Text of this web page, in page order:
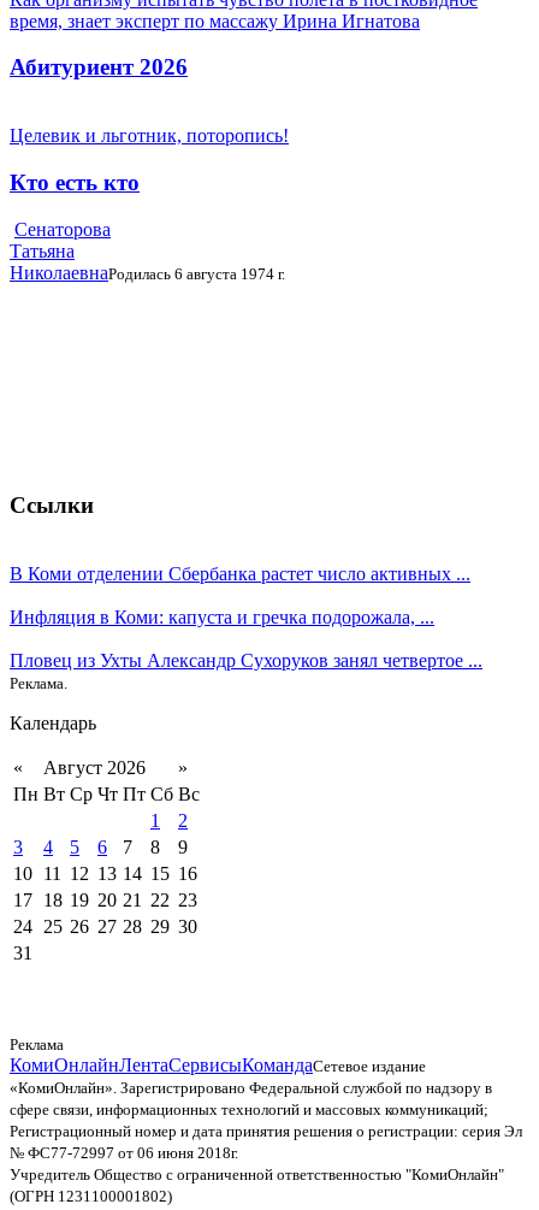
время, знает эксперт по массажу Ирина Игнатова
Абитуриент 2026
Целевик и льготник, поторопись!
Кто есть кто
Сенаторова
Татьяна
НиколаевнаРодилась 6 августа 1974 г.
Ссылки
В Коми отделении Сбербанка растет число активных ...
Инфляция в Коми: капуста и гречка подорожала, ...
Пловец из Ухты Александр Сухоруков занял четвертое ...
Реклама.
Календарь
« Август 2026
»
Пн Вт Ср Чт Пт Сб Вс
1
2
3
4 5 6 7 8
9
10 11 12 13 14 15 16
17 18 19 20 21 22 23
24 25 26 27 28 29 30
31
Реклама
КомиОнлайнЛентаСервисыКомандаСетевое издание
«КомиОнлайн». Зарегистрировано Федеральной службой по надзору в
сфере связи, информационных технологий и массовых коммуникаций;
Регистрационный номер и дата принятия решения о регистрации: серия Эл
№ ФС77-72997 от 06 июня 2018г.
Учредитель Общество с ограниченной ответственностью "КомиОнлайн"
(ОГРН 1231100001802)